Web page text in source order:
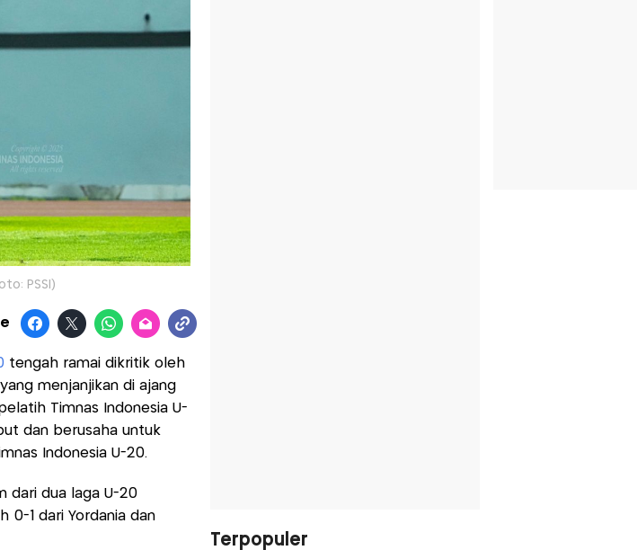
PSSI)
tengah ramai dikritik oleh
menjanjikan di ajang
Timnas Indonesia U-
dan berusaha untuk
Indonesia U-20.
dari dua laga U-20
0-1 dari Yordania dan
Terpopuler